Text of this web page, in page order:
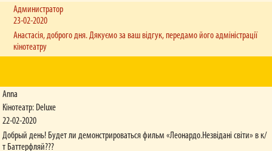
розділі "Контакти".
Чи обов’язково пред'являти учнівський/студентський квиток для
отримання знижки?
Так, адже касир робить ксерокопію із кожного студентського/учнівського/пенсійного
У мережі кінотеатрів «Баттерфляй» знижки за карткою ISIC надаються на умовах
знижок для студентів.
Чи існує знижка на прем’єрний сеанс?
На прем’єрні сеанси знижки не надаються.
Администратор
23-02-2020
Анастасія, доброго дня. Дякуємо за ваш відгук, передамо його адміністрації
кінотеатру
Anna
Кінотеатр: Deluxe
22-02-2020
Добрый день! Будет ли демонстрироваться фильм «Леонардо.Незвідані світи» в к/
т Баттерфляй???